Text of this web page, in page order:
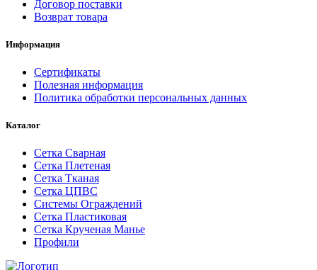
Договор поставки
Возврат товара
Информация
Сертификаты
Полезная информация
Политика обработки персональных данных
Каталог
Сетка Сварная
Сетка Плетеная
Сетка Тканая
Сетка ЦПВС
Системы Ограждений
Сетка Пластиковая
Сетка Крученая Манье
Профили